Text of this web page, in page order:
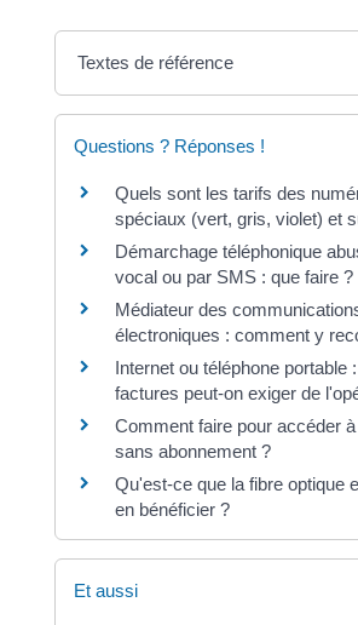
Textes de référence
Questions ? Réponses !
Quels sont les tarifs des
spéciaux (vert, gris, violet) et
Démarchage téléphonique
vocal ou par SMS : que faire ?
Médiateur des
électroniques : comment y
Internet ou téléphone portable
factures peut-on exiger de
Comment faire pour accéder
sans abonnement ?
Qu'est-ce que la fibre optique
en bénéficier ?
Et aussi